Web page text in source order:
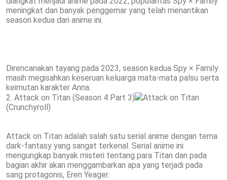
meningkat dan banyak penggemar yang telah menantikan
season kedua dari anime ini.
Direncanakan tayang pada 2023, season kedua Spy × Family
masih megisahkan keseruan keluarga mata-mata palsu serta
keimutan karakter Anna.
2. Attack on Titan (Season 4 Part 3)
Attack on Titan
(Crunchyroll)
Attack on Titan adalah salah satu serial anime dengan tema
dark-fantasy yang sangat terkenal. Serial anime ini
mengungkap banyak misteri tentang para Titan dan pada
bagian akhir akan menggambarkan apa yang terjadi pada
sang protagonis, Eren Yeager.